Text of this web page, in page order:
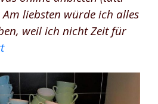
liebsten würde ich alles
weil ich nicht Zeit für